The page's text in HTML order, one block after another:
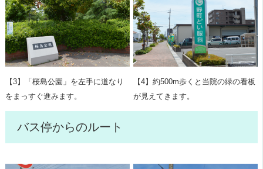
【3】「桜島公園」を左手に道なり
をまっすぐ進みます。
【4】約500m歩くと当院の緑の看板
が見えてきます。
バス停からのルート